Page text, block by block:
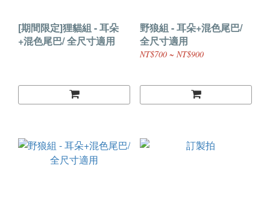
[期間限定]狸貓組 - 耳朵
+混色尾巴/ 全尺寸適用
野狼組 - 耳朵+混色尾巴/
全尺寸適用
NT$700 ~ NT$900